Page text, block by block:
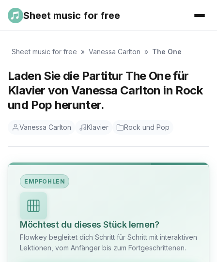
Sheet music for free
Sheet music for free » Vanessa Carlton » The One
Laden Sie die Partitur The One für
Klavier von Vanessa Carlton in Rock
und Pop herunter.
Vanessa Carlton Klavier Rock und Pop
EMPFOHLEN
Möchtest du dieses Stück lernen?
Flowkey begleitet dich Schritt für Schritt mit interaktiven
Lektionen, vom Anfänger bis zum Fortgeschrittenen.